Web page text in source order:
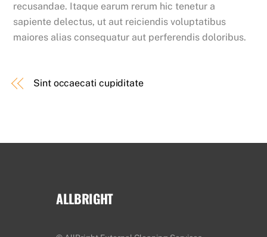
recusandae. Itaque earum rerum hic tenetur a
sapiente delectus, ut aut reiciendis voluptatibus
maiores alias consequatur aut perferendis doloribus.
Sint occaecati cupiditate
ALLBRIGHT